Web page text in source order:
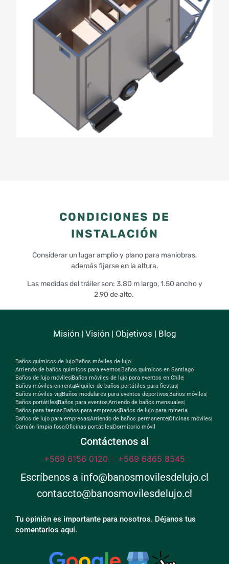
CONDICIONES DE
INSTALACIÓN
Considerar un lugar amplio y plano para maniobras,
además fijarse en la altura.
Las medidas del tráiler son: 3.80 m largo, 1.50 ancho y
2.90 de alto.
Misión| Visión| Objetivos | Blog
Baños químicos de lujoBaños móviles de lujo
Arriendo de baños químicos para eventos Baños químicos en Santiago
Baños de lujo móviles Baños móviles de lujo para eventos en Chile
Baños móviles en rentaAlquiler de baños portátiles para fiestas
Baños móviles vipBaños modulares para eventos deportivos Baños móviles
Baños portátiles Baños para eventosArriendo de baños mensuales
Baños para faenas Baños para empresas Baños de lujo para mineria
Baños de lujo para empresasArriendo de baños permanenteOficinas móviles
Camión limpia fosaOficinas portátiles Dormitorio móvil
Contáctenos al
+569 6156 0120 o +569 6865 8545
Escríbenos a info@banosmovilesdelujo.cl
contaccto@banosmovilesdelujo.cl
Tu opinión es importante para nosotros. Déjanos tus
comentarios aquí.